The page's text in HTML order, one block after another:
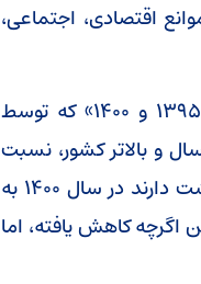
اقتصادی، اجتماعی،
همچنین «گزاره برگ وضعیت فعالیت فیزیکی کم در کشور در سال های ۱۳۹۵ و ۱۴۰۰» که توسط
ملی تحقیقات سلامت تهیه شده، نشان می دهد در جمعیت ۱۸ سال و بالاتر کشور، نسبت
افرادی که فعالیت فیزیکی کمتر از میزان توصیه شده سازمان جهانی بهداشت دارند در سال ۱۴۰۰ به
۱۳۹۵ حدود ۵۶.۴ درصد بوده و این اگرچه کاهش یافته، اما